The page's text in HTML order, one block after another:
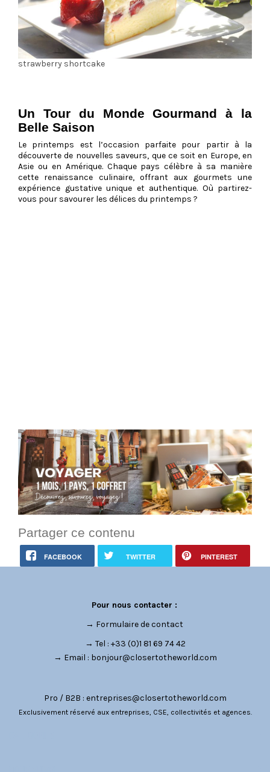
strawberry shortcake
Un Tour du Monde Gourmand à la
Belle Saison
Le printemps est l’occasion parfaite pour partir à la
découverte de nouvelles saveurs, que ce soit en Europe, en
Asie ou en Amérique. Chaque pays célèbre à sa manière
cette renaissance culinaire, offrant aux gourmets une
expérience gustative unique et authentique. Où partirez-
vous pour savourer les délices du printemps ?
Partager ce contenu
FACEBOOK TWITTER PINTEREST
Pour nous contacter :
→ Formulaire de contact
→ Tel : +33 (0)1 81 69 74 42
→ Email : bonjour@closertotheworld.com
Pro / B2B : entreprises@closertotheworld.com
Exclusivement réservé aux entreprises, CSE, collectivités et agences.